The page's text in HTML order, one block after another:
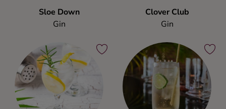
Sloe Down
Gin
Clover Club
Gin